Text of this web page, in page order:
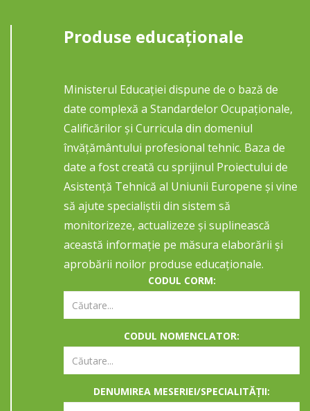
Produse educaționale
Ministerul Educației dispune de o bază de
date complexă a Standardelor Ocupaționale,
Calificărilor și Curricula din domeniul
învățământului profesional tehnic. Baza de
date a fost creată cu sprijinul Proiectului de
Asistență Tehnică al Uniunii Europene și vine
să ajute specialiștii din sistem să
monitorizeze, actualizeze și suplinească
această informație pe măsura elaborării și
aprobării noilor produse educaționale.
CODUL CORM:
CODUL NOMENCLATOR:
DENUMIREA MESERIEI/SPECIALITĂȚII: